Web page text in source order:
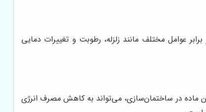
عوامل مختلف مانند زلزله، رطوبت و تغییرات دمایی
ماده در ساختمان‌سازی، می‌تواند به کاهش مصرف انرژی